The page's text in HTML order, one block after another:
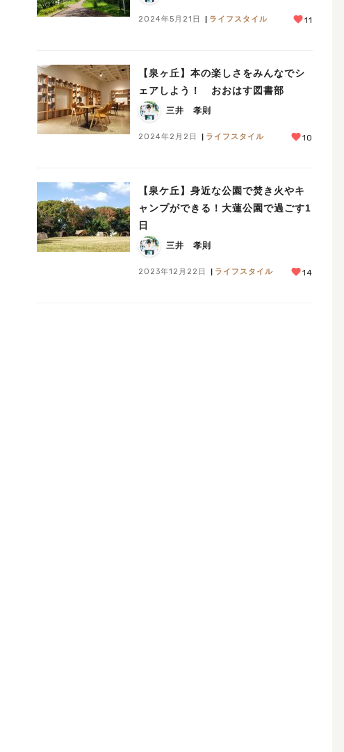
2024年5月21日 ライフスタイル 11
【泉ヶ丘】本の楽しさをみんなでシ
ェアしよう！ おおはす図書部
三井 孝則
2024年2月2日 ライフスタイル 10
【泉ケ丘】身近な公園で焚き火やキ
ャンプができる！大蓮公園で過ごす1
日
三井 孝則
2023年12月22日 ライフスタイル 14